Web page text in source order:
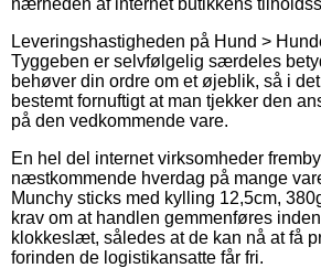
Leveringshastigheden på Hund >
Tyggeben er selvfølgelig særdeles
behøver din ordre om et øjeblik, så i
bestemt fornuftigt at man tjekker den
på den vedkommende vare.
En hel del internet virksomheder
næstkommende hverdag på mange
Munchy sticks med kylling 12,5cm,
krav om at handlen gemmenføres
klokkeslæt, således at de kan nå at få
forinden de logistikansatte får fri.